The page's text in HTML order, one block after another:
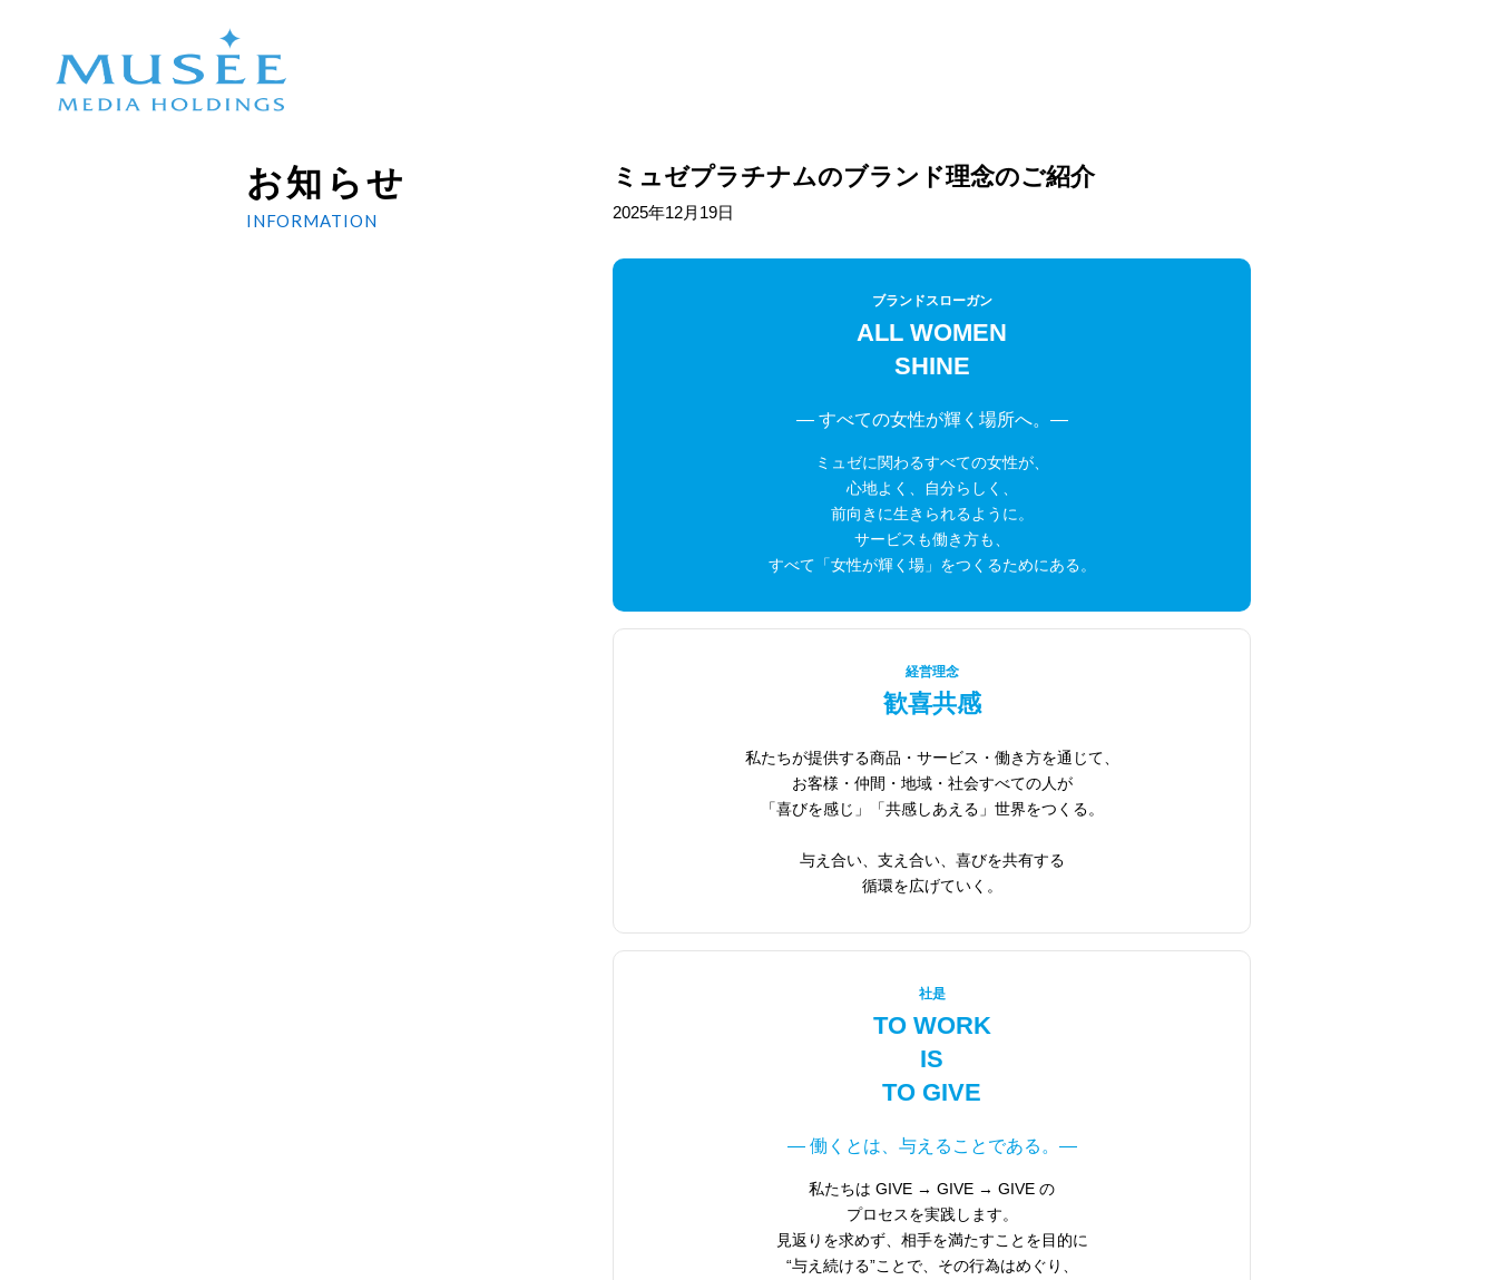
お知らせ
INFORMATION
ミュゼプラチナムのブランド理念のご紹介
2025年12月19日
ブランドスローガン
ALL WOMEN
SHINE
― すべての女性が輝く場所へ。―
ミュゼに関わるすべての女性が、
心地よく、自分らしく、
前向きに生きられるように。
サービスも働き方も、
すべて「女性が輝く場」をつくるためにある。
経営理念
歓喜共感
私たちが提供する商品・サービス・働き方を通じて、
お客様・仲間・地域・社会すべての人が
「喜びを感じ」「共感しあえる」世界をつくる。
与え合い、支え合い、喜びを共有する
循環を広げていく。
社是
TO WORK
IS
TO GIVE
― 働くとは、与えることである。―
私たちは GIVE → GIVE → GIVE の
プロセスを実践します。
見返りを求めず、相手を満たすことを目的に
“与え続ける”ことで、その行為はめぐり、